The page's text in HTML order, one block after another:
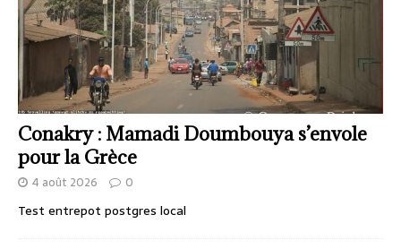
Conakry : Mamadi Doumbouya s’envole
pour la Grèce
4 août 2026 0
Test entrepot postgres local